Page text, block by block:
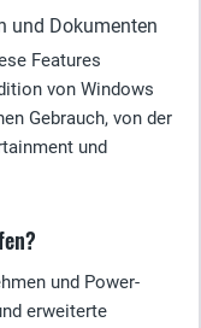
und Dokumenten
Features
von Windows
Gebrauch, von der
und
und Power-
erweiterte